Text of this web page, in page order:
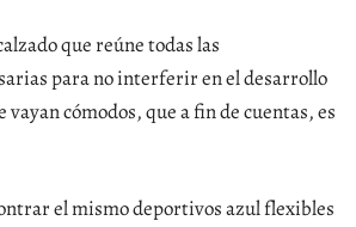
que reúne todas las
para no interferir en el desarrollo
vayan cómodos, que a fin de cuentas, es
el mismo deportivos azul flexibles